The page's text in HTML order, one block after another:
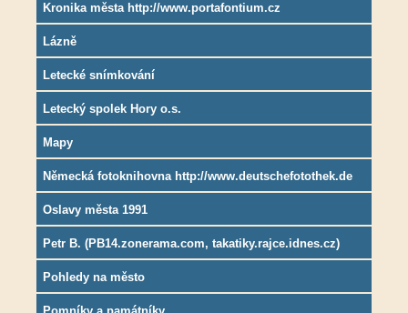
Kronika města http://www.portafontium.cz
Lázně
Letecké snímkování
Letecký spolek Hory o.s.
Mapy
Německá fotoknihovna http://www.deutschefotothek.de
Oslavy města 1991
Petr B. (PB14.zonerama.com, takatiky.rajce.idnes.cz)
Pohledy na město